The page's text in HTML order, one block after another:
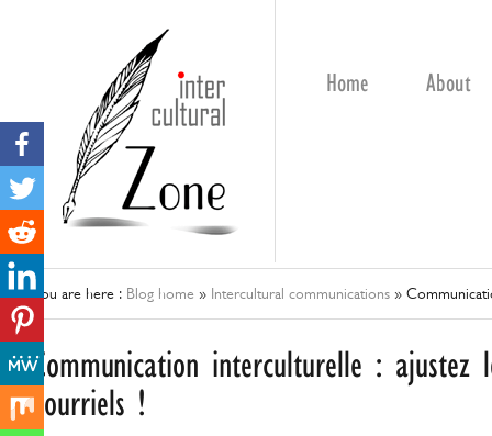
Home About
You are here : Blog home » Intercultural communications »
Communication interculturelle : ajustez
courriels !